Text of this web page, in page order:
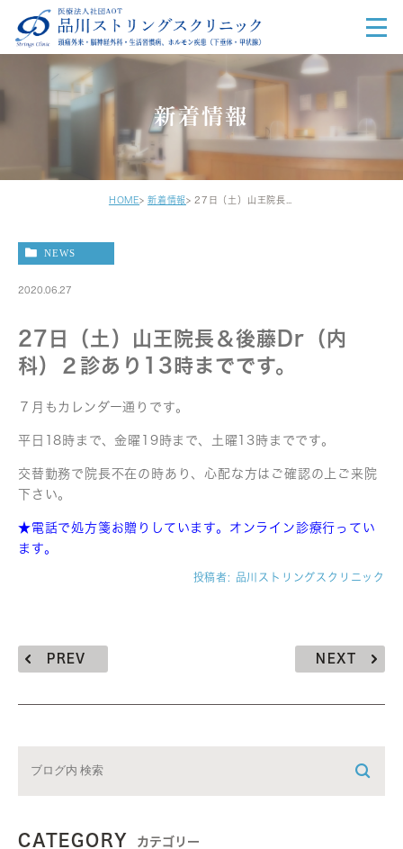
新着情報
HOME 新着情報
NEWS
2020.06.27
27日（土）山王院長＆後藤Dr（内
科）２診あり13時までです。
７月もカレンダー通りです。
平日18時まで、金曜19時まで、土曜13時までです。
交替勤務で院長不在の時あり、心配な方はご確認の上ご来院
下さい。
★電話で処方箋お贈りしています。オンライン診療行ってい
ます。
投稿者: 品川ストリングスクリニック
PREV NEXT
CATEGORY カテゴリー